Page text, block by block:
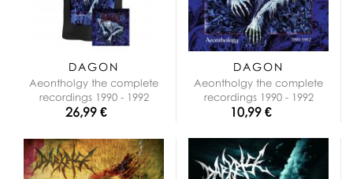
DAGON
Aeontholgy the complete
recordings 1990 - 1992
26,99 €
DAGON
Aeontholgy the complete
recordings 1990 - 1992
10,99 €